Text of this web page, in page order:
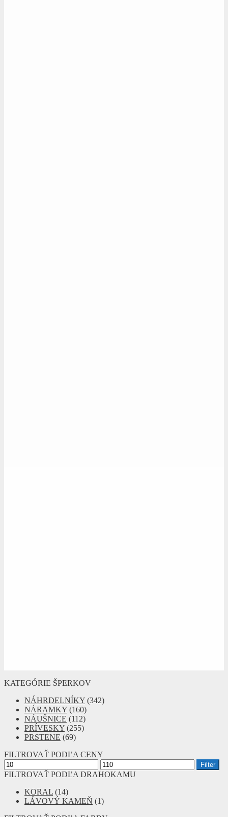
KATEGÓRIE ŠPERKOV
NÁHRDELNÍKY (342)
NÁRAMKY (160)
NÁUŠNICE (112)
PRÍVESKY (255)
PRSTENE (69)
FILTROVAŤ PODĽA CENY
Minimálna
cena
Maximálna
cena
Filter
FILTROVAŤ PODĽA DRAHOKAMU
KORAL (14)
LÁVOVÝ KAMEŇ (1)